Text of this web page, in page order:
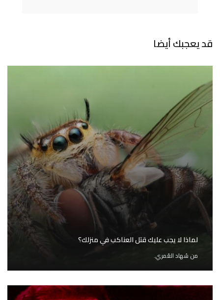
قد يعجبك أيضا
لماذا لا يجب عليك قتل العناكب في منزلك؟
من سُهاد العُمري.